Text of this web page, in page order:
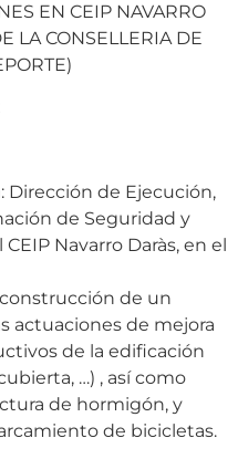
EN CEIP NAVARRO
LA CONSELLERIA DE
Dirección de Ejecución,
de Seguridad y
Navarro Daràs, en el
de un
actuaciones de mejora
de la edificación
…) , así como
de hormigón, y
de bicicletas.